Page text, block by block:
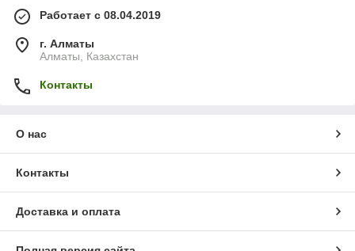
Работает с 08.04.2019
г. Алматы
Алматы, Казахстан
Контакты
О нас
Контакты
Доставка и оплата